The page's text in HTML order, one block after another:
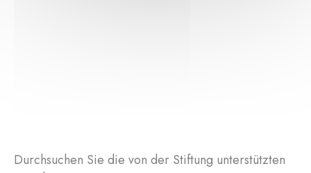
Durchsuchen Sie die von der Stiftung unterstützten